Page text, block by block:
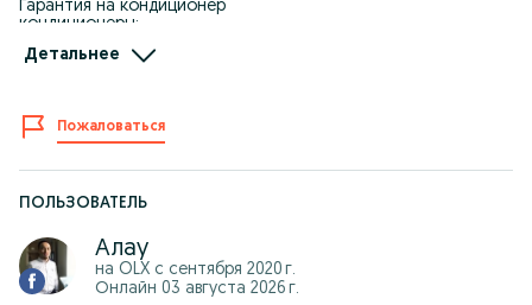
Гарантия на кондиционер
кондиционеры:
Наличный расчет
Есть мастера по установке кондиционера, на работу 2 года
гарантии.
Детальнее
Пожаловаться
ПОЛЬЗОВАТЕЛЬ
Алау
на OLX с сентября 2020 г.
Онлайн 03 августа 2026 г.